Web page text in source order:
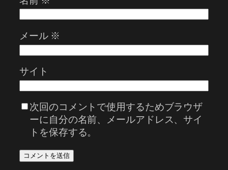
メール ※
サイト
次回のコメントで使用するためブラウザ
ーに自分の名前、メールアドレス、サイ
トを保存する。